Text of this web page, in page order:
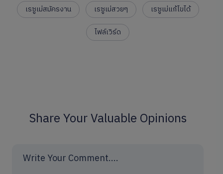
เรซูเม่สมัครงาน
เรซูเม่สวยๆ
เรซูเม่แก้ไขได้
ไฟล์เวิร์ด
Share Your Valuable Opinions